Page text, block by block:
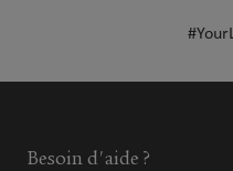
Besoin d'aide ?